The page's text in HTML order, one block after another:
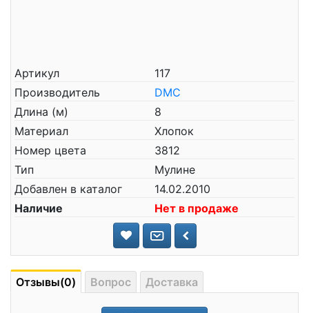
Артикул
117
Производитель
DMC
Длина (м)
8
Материал
Хлопок
Номер цвета
3812
Тип
Мулине
Добавлен в каталог
14.02.2010
Наличие
Нет в продаже
Отзывы(0) Вопрос Доставка